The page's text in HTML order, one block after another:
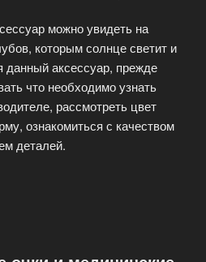
можно увидеть на
которым солнце светит и
аксессуар, прежде
что необходимо узнать
рассмотреть цвет
ознакомиться с качеством
деталей.